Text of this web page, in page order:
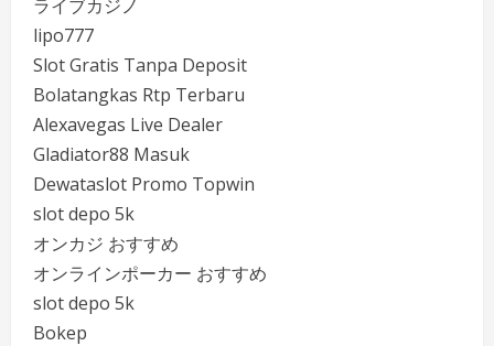
ライブカジノ
lipo777
Slot Gratis Tanpa Deposit
Bolatangkas Rtp Terbaru
Alexavegas Live Dealer
Gladiator88 Masuk
Dewataslot Promo Topwin
slot depo 5k
オンカジ おすすめ
オンラインポーカー おすすめ
slot depo 5k
Bokep